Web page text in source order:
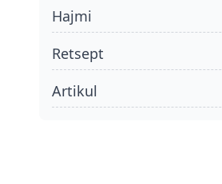
hajmi
retsept
Artikul